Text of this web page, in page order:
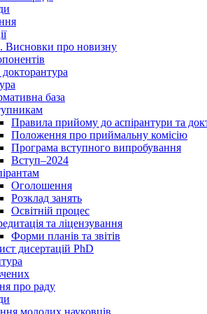
Висновки про новизну
база
Правила прийому до аспірантури та
Положення про приймальну комісію
Програма вступного випробування
Вступ–2024
Оголошення
Розклад занять
Освітній процес
та ліцензування
Форми планів та звітів
дисертацій PhD
про раду
молодих науковців